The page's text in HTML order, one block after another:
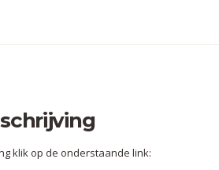
klik op de onderstaande link: